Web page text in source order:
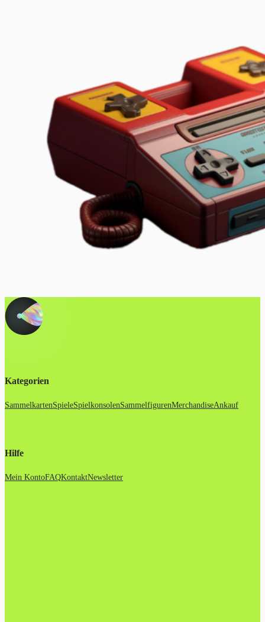
Kategorien
SammelkartenSpieleSpielkonsolenSammelfigurenMerchandiseAnkauf
Hilfe
Mein KontoFAQKontaktNewsletter